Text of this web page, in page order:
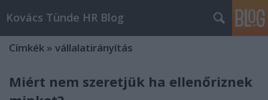
Kovács Tünde HR Blog
Címkék » vállalatirányítás
Miért nem szeretjük ha ellenőriznek